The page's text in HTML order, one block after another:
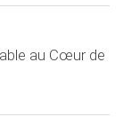
au Cœur de